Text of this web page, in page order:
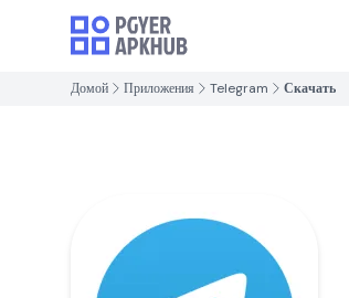
Домой Приложения Telegram Скачать